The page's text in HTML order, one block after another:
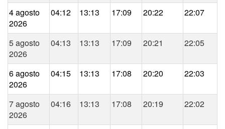
4 agosto
2026
04:12 13:13 17:09 20:22 22:07
5 agosto
2026
04:13 13:13 17:09 20:21 22:05
6 agosto
2026
04:15 13:13 17:08 20:20 22:03
7 agosto
2026
04:16 13:13 17:08 20:19 22:02